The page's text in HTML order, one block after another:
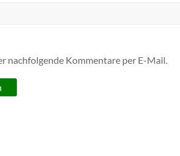
nachfolgende Kommentare per E-Mail.